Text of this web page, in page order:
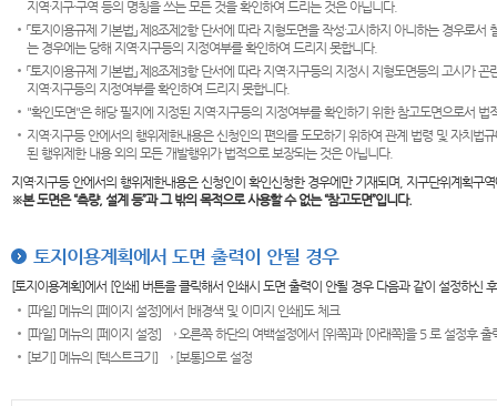
지역·지구·구역 등의 명칭을 쓰는 모든 것을 확인하여 드리는 것은 아닙니다.
「토지이용규제 기본법」 제8조제2항 단서에 따라 지형도면을 작성·고시하지 아니하는 경우로
는 경우에는 당해 지역·지구등의 지정여부를 확인하여 드리지 못합니다.
「토지이용규제 기본법」 제8조제3항 단서에 따라 지역·지구등의 지정시 지형도면등의 고시가
지역·지구등의 지정여부를 확인하여 드리지 못합니다.
"확인도면"은 해당 필지에 지정된 지역·지구등의 지정여부를 확인하기 위한 참고도면으로서
지역·지구등 안에서의 행위제한내용은 신청인의 편의를 도모하기 위하여 관계 법령 및 자치
된 행위제한 내용 외의 모든 개발행위가 법적으로 보장되는 것은 아닙니다.
지역·지구등 안에서의 행위제한내용은 신청인이 확인신청한 경우에만 기재되며, 지구단위계획
※본 도면은“측량, 설계 등”과 그 밖의 목적으로 사용할 수 없는 “참고도면”입니다.
토지이용계획에서 도면 출력이 안될 경우
[토지이용계획]에서 [인쇄] 버튼을 클릭해서 인쇄시 도면 출력이 안될 경우 다음과 같이 설정하신
[파일] 메뉴의 [페이지 설정]에서 [배경색 및 이미지 인쇄]도 체크
[파일] 메뉴의 [페이지 설정] → 오른쪽 하단의 여백설정에서 [위쪽]과 [아래쪽]을 5 로 설정후 출
[보기] 메뉴의 [텍스트크기] → [보통]으로 설정